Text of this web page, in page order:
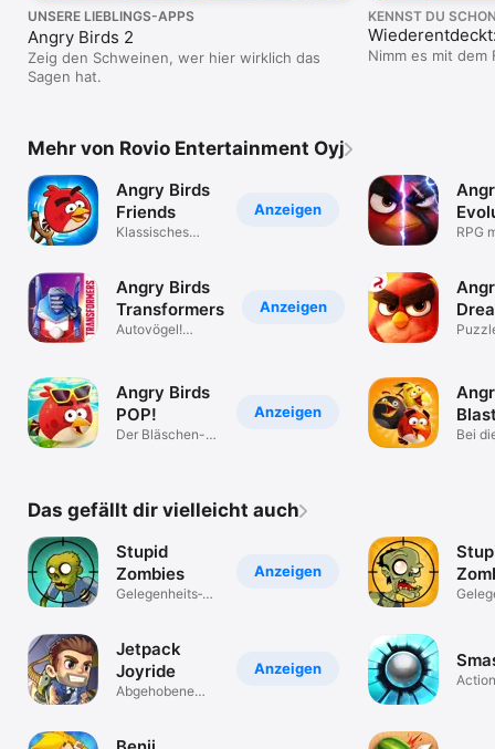
UNSERE LIEBLINGS-APPS
Angry Birds 2
Zeig den Schweinen, wer hier wirklich das
Sagen hat.
KENNST DU
Nimm es mit dem
Mehr von Rovio Entertainment Oyj
Anzeigen
Angry Birds
Friends
Klassisches
Anzeigen
Angry Birds
Transformers
Autovögel!
Anzeigen
Angry Birds
POP!
Der Bläschen-
RPG
Bei
Das gefällt dir vielleicht auch
Anzeigen
Stupid
Zombies
Gelegenheits­
Anzeigen
Jetpack
Joyride
Abgehobene
Action